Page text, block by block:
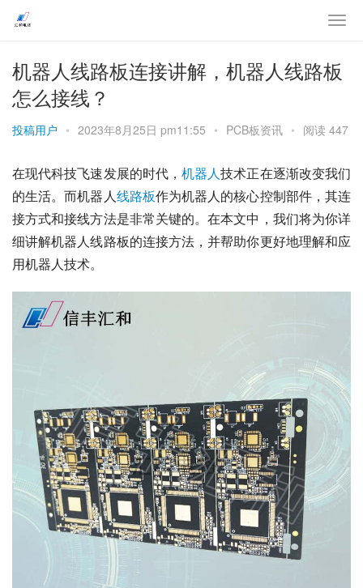
机器人线路板连接讲解，机器人线路板
怎么接线？
投稿用户 • 2023年8月25日 pm11:55 • PCB板资讯 • 阅读 447
在现代科技飞速发展的时代，机器人技术正在逐渐改变我们
的生活。而机器人线路板作为机器人的核心控制部件，其连
接方式和接线方法是非常关键的。在本文中，我们将为你详
细讲解机器人线路板的连接方法，并帮助你更好地理解和应
用机器人技术。